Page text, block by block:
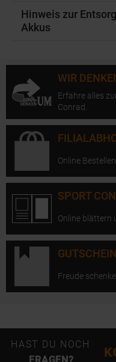
Hinweis zur
Akkus
WIR
Erfahre alles
Conrad.
Online
SPORT
Online blättern
Freude
HAST DU NOCH